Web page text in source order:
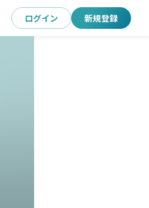
ログイン 新規登録